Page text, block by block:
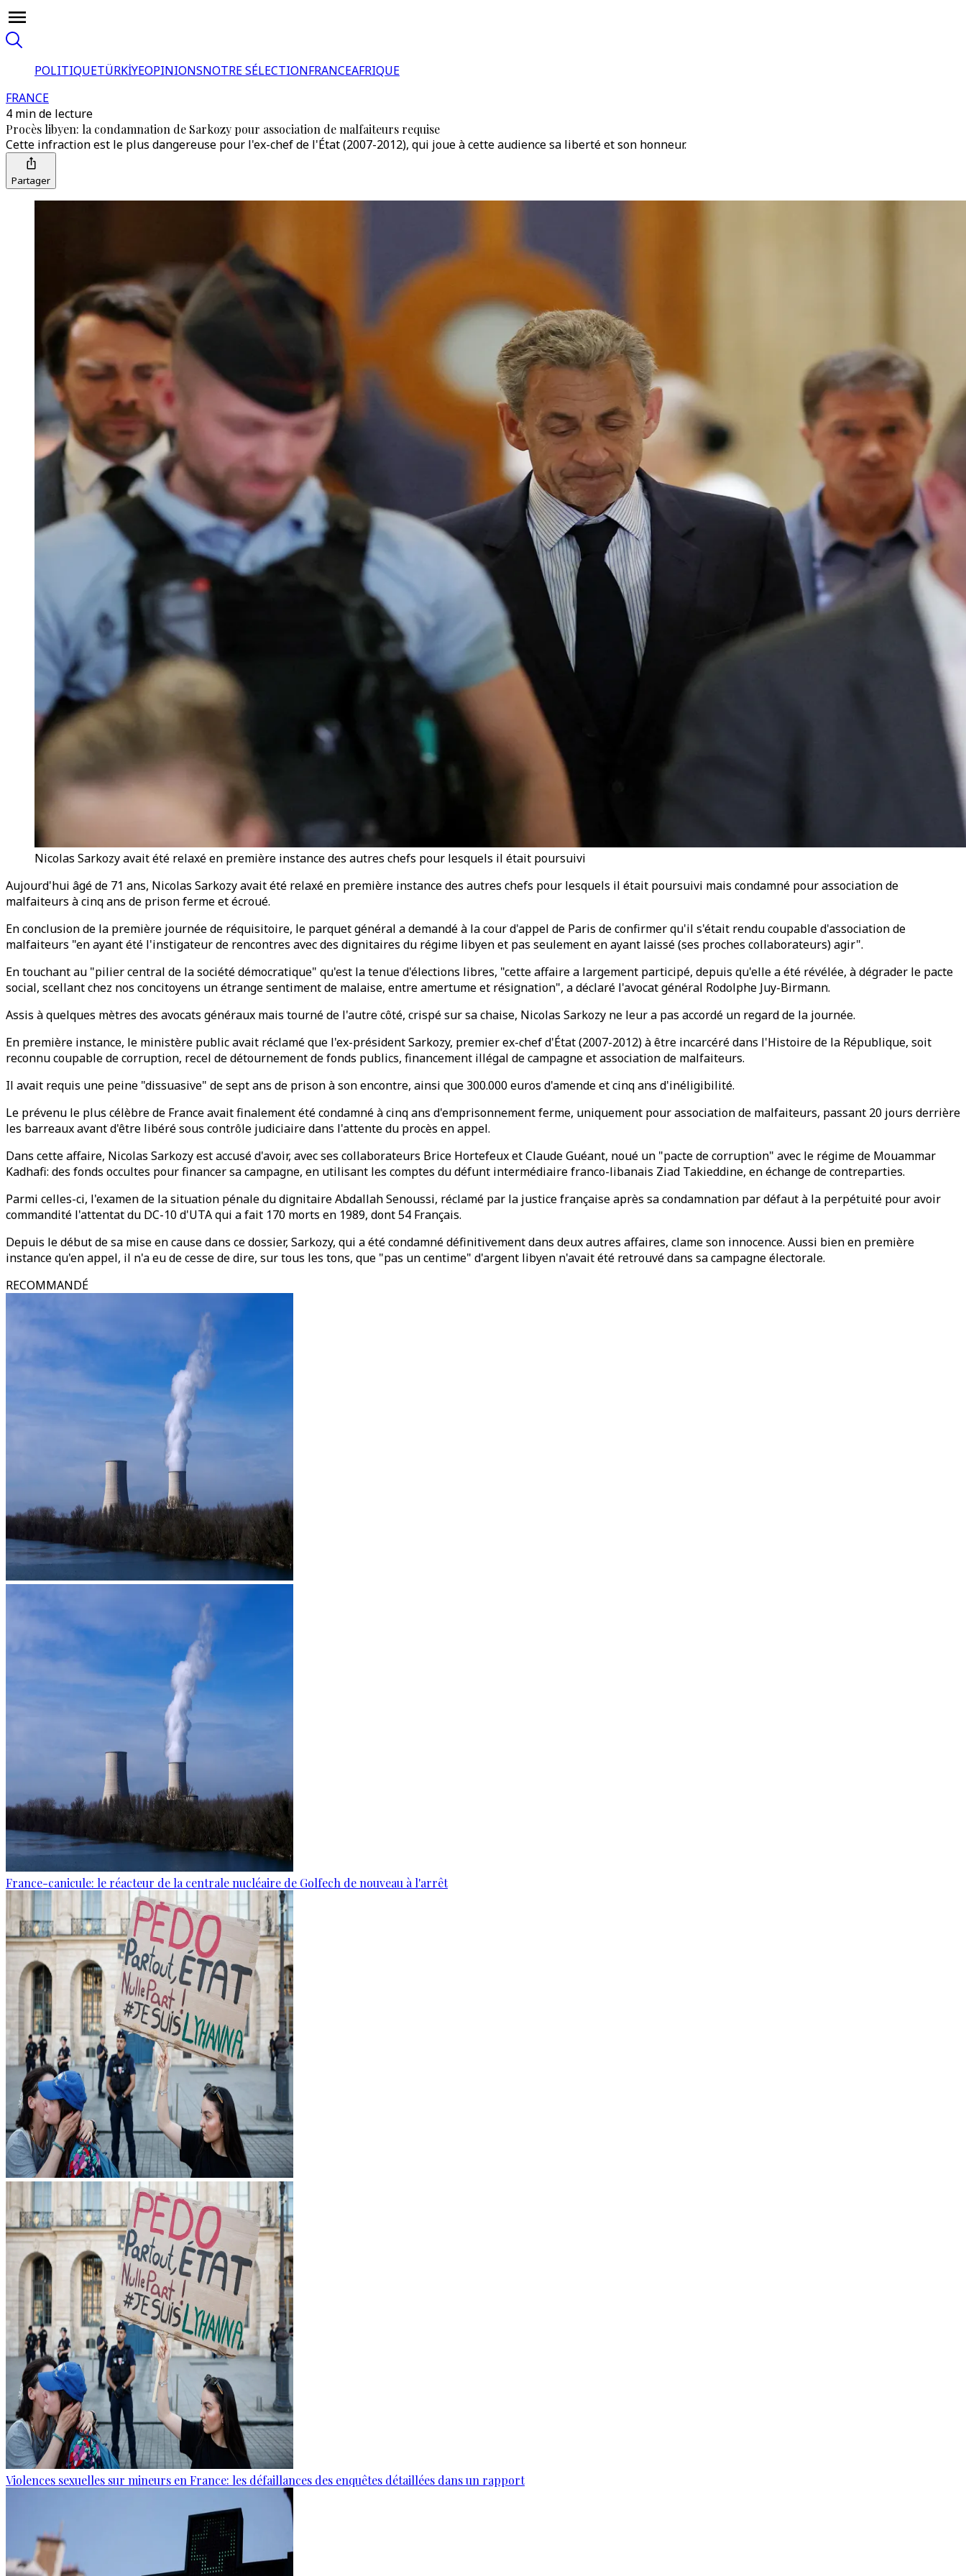
POLITIQUETÜRKİYEOPINIONSNOTRE SÉLECTIONFRANCEAFRIQUE
FRANCE
4 min de lecture
Procès libyen: la condamnation de Sarkozy pour association de malfaiteurs requise
Cette infraction est le plus dangereuse pour l'ex-chef de l'État (2007-2012), qui joue à cette audience sa liberté et son honneur.
Partager
Nicolas Sarkozy avait été relaxé en première instance des autres chefs pour lesquels il était poursuivi
Aujourd'hui âgé de 71 ans, Nicolas Sarkozy avait été relaxé en première instance des autres chefs pour lesquels il était poursuivi mais condamné pour association de
malfaiteurs à cinq ans de prison ferme et écroué.
En conclusion de la première journée de réquisitoire, le parquet général a demandé à la cour d'appel de Paris de confirmer qu'il s'était rendu coupable d'association de
malfaiteurs "en ayant été l'instigateur de rencontres avec des dignitaires du régime libyen et pas seulement en ayant laissé (ses proches collaborateurs) agir".
En touchant au "pilier central de la société démocratique" qu'est la tenue d'élections libres, "cette affaire a largement participé, depuis qu'elle a été révélée, à dégrader le pacte
social, scellant chez nos concitoyens un étrange sentiment de malaise, entre amertume et résignation", a déclaré l'avocat général Rodolphe Juy-Birmann.
Assis à quelques mètres des avocats généraux mais tourné de l'autre côté, crispé sur sa chaise, Nicolas Sarkozy ne leur a pas accordé un regard de la journée.
En première instance, le ministère public avait réclamé que l'ex-président Sarkozy, premier ex-chef d'État (2007-2012) à être incarcéré dans l'Histoire de la République, soit
reconnu coupable de corruption, recel de détournement de fonds publics, financement illégal de campagne et association de malfaiteurs.
Il avait requis une peine "dissuasive" de sept ans de prison à son encontre, ainsi que 300.000 euros d'amende et cinq ans d'inéligibilité.
Le prévenu le plus célèbre de France avait finalement été condamné à cinq ans d'emprisonnement ferme, uniquement pour association de malfaiteurs, passant 20 jours derrière
les barreaux avant d'être libéré sous contrôle judiciaire dans l'attente du procès en appel.
Dans cette affaire, Nicolas Sarkozy est accusé d'avoir, avec ses collaborateurs Brice Hortefeux et Claude Guéant, noué un "pacte de corruption" avec le régime de Mouammar
Kadhafi: des fonds occultes pour financer sa campagne, en utilisant les comptes du défunt intermédiaire franco-libanais Ziad Takieddine, en échange de contreparties.
Parmi celles-ci, l'examen de la situation pénale du dignitaire Abdallah Senoussi, réclamé par la justice française après sa condamnation par défaut à la perpétuité pour avoir
commandité l'attentat du DC-10 d'UTA qui a fait 170 morts en 1989, dont 54 Français.
Depuis le début de sa mise en cause dans ce dossier, Sarkozy, qui a été condamné définitivement dans deux autres affaires, clame son innocence. Aussi bien en première
instance qu'en appel, il n'a eu de cesse de dire, sur tous les tons, que "pas un centime" d'argent libyen n'avait été retrouvé dans sa campagne électorale.
RECOMMANDÉ
France-canicule: le réacteur de la centrale nucléaire de Golfech de nouveau à l'arrêt
Violences sexuelles sur mineurs en France: les défaillances des enquêtes détaillées dans un rapport